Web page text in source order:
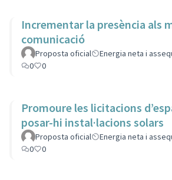
Incrementar la presència als
comunicació
Proposta oficial
Energia neta i
0
0
Promoure les licitacions
posar-hi instal·lacions solars
Proposta oficial
Energia neta i
0
0